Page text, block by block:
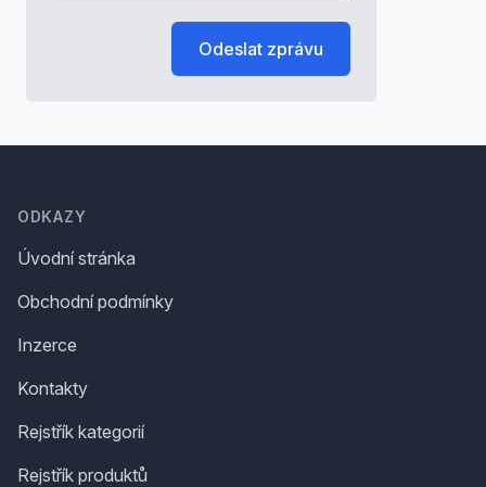
Odeslat zprávu
ODKAZY
Úvodní stránka
Obchodní podmínky
Inzerce
Kontakty
Rejstřík kategorií
Rejstřík produktů